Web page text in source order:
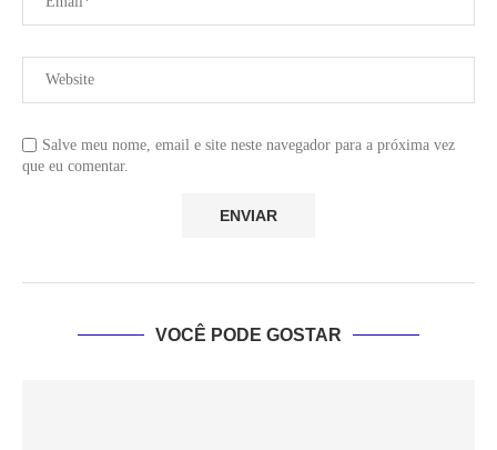
Salve meu nome, email e site neste navegador para a próxima vez
que eu comentar.
VOCÊ PODE GOSTAR